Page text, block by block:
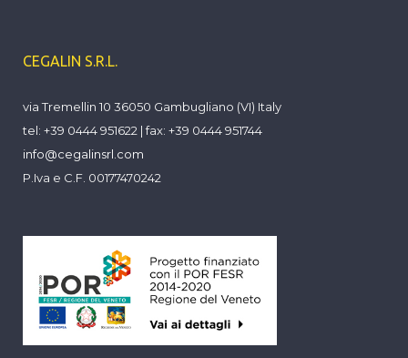
CEGALIN S.R.L.
via Tremellin 10 36050 Gambugliano (VI) Italy
tel: +39 0444 951622 | fax: +39 0444 951744
info@cegalinsrl.com
P.Iva e C.F. 00177470242